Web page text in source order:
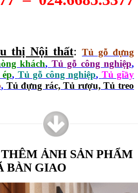
thị Nội thất: Tủ gỗ đựng
khách, Tủ gỗ công nghiệp,
, Tủ gỗ công nghiệp, Tủ giầy
, Tủ đựng rác, Tủ rượu, Tủ treo
ẢNH SẢN PHẨM
BÀN GIAO